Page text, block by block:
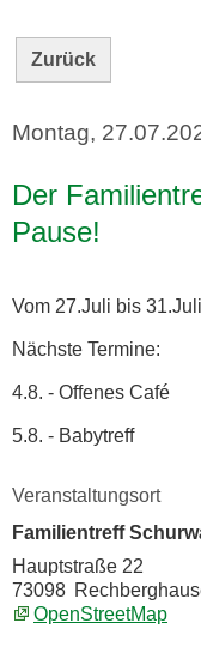
Zurück
Montag,
Der
Pause!
Vom 27.Juli bis
Nächste Termine:
4.8. - Offenes Café
5.8. - Babytreff
Veranstaltungsort
Familientreff
Hauptstraße 22
73098
OpenStreetMap